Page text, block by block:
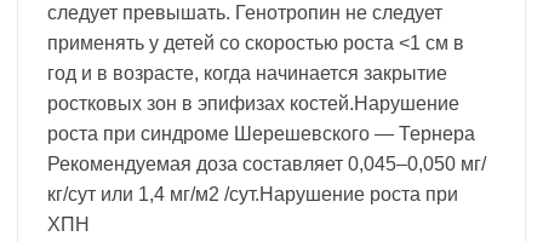
следует превышать. Генотропин не следует
применять у детей со скоростью роста <1 см в
год и в возрасте, когда начинается закрытие
ростковых зон в эпифизах костей.Нарушение
роста при синдроме Шерешевского — Тернера
Рекомендуемая доза составляет 0,045–0,050 мг/
кг/сут или 1,4 мг/м2 /сут.Нарушение роста при
ХПН